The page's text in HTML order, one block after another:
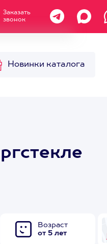
Заказать
звонок
Новинки каталога
Возраст
от 5 лет